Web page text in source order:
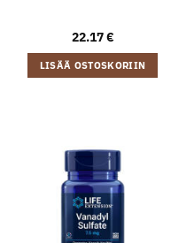
22.17€
LISÄÄ OSTOSKORIIN